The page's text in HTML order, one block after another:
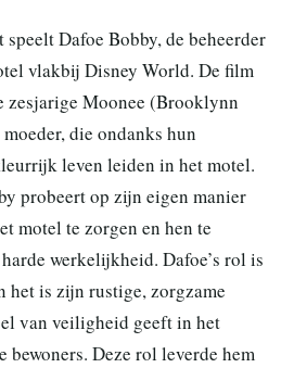
Dafoe Bobby, de beheerder
vlakbij Disney World. De film
zesjarige Moonee (Brooklynn
die ondanks hun
leven leiden in het motel.
probeert op zijn eigen manier
motel te zorgen en hen te
werkelijkheid. Dafoe’s rol is
het is zijn rustige, zorgzame
van veiligheid geeft in het
bewoners. Deze rol leverde hem